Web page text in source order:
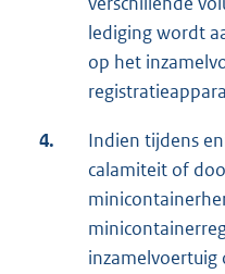
lediging wordt
op het
4.
Indien tijdens
calamiteit of
inzamelvoertuig